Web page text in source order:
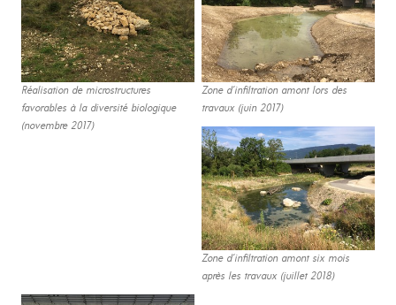
Réalisation de microstructures
favorables à la diversité biologique
(novembre 2017)
Zone d‘infiltration amont lors des
travaux (juin 2017)
Zone d‘infiltration amont six mois
après les travaux (juillet 2018)